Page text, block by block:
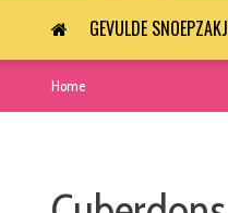
GEVULDE
Home